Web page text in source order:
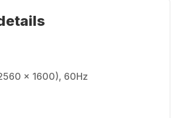
x 1600), 60Hz